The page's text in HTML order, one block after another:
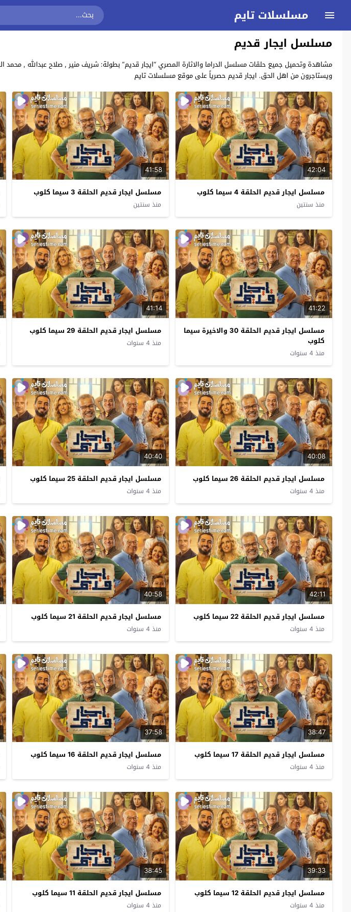
مسلسلات تايم
مسلسل ايجار قديم
ويستاجرون من اهل الحق. ايجار قديم حصرياً على موقع مسلسلات تايم
42:04
مسلسل ايجار قديم الحلقة 4 سيما كلوب
منذ سنتين
41:58
مسلسل ايجار قديم الحلقة 3 سيما كلوب
منذ سنتين
41:22
مسلسل ايجار قديم الحلقة 30 والاخيرة سيما
كلوب
منذ 4 سنوات
41:14
مسلسل ايجار قديم الحلقة 29 سيما كلوب
منذ 4 سنوات
40:08
مسلسل ايجار قديم الحلقة 26 سيما كلوب
منذ 4 سنوات
40:40
مسلسل ايجار قديم الحلقة 25 سيما كلوب
منذ 4 سنوات
42:11
مسلسل ايجار قديم الحلقة 22 سيما كلوب
منذ 4 سنوات
40:58
مسلسل ايجار قديم الحلقة 21 سيما كلوب
منذ 4 سنوات
38:47
مسلسل ايجار قديم الحلقة 17 سيما كلوب
منذ 4 سنوات
37:58
مسلسل ايجار قديم الحلقة 16 سيما كلوب
منذ 4 سنوات
39:33
مسلسل ايجار قديم الحلقة 12 سيما كلوب
منذ 4 سنوات
38:45
مسلسل ايجار قديم الحلقة 11 سيما كلوب
منذ 4 سنوات